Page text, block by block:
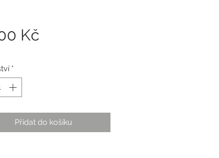
KčCena
*
Přidat do košíku